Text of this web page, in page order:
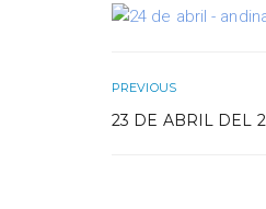
PREVIOUS
23 DE ABRIL DEL